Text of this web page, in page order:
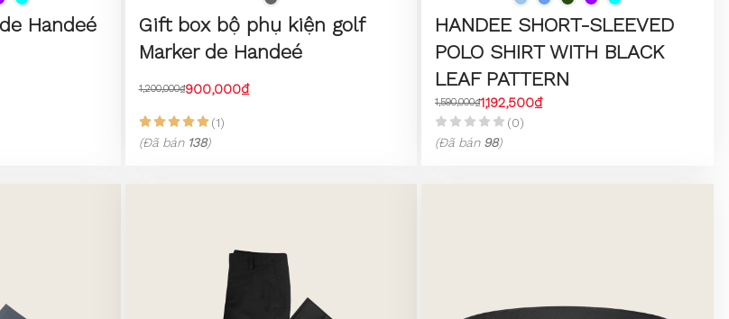
Handeé
Gift box bộ phụ kiện golf
Marker de Handeé
1,200,000₫900,000₫
(1)
(Đã bán 138)
HANDEE SHORT-SLEEVED
POLO SHIRT WITH BLACK
LEAF PATTERN
1,590,000₫1,192,500₫
(0)
(Đã bán 98)